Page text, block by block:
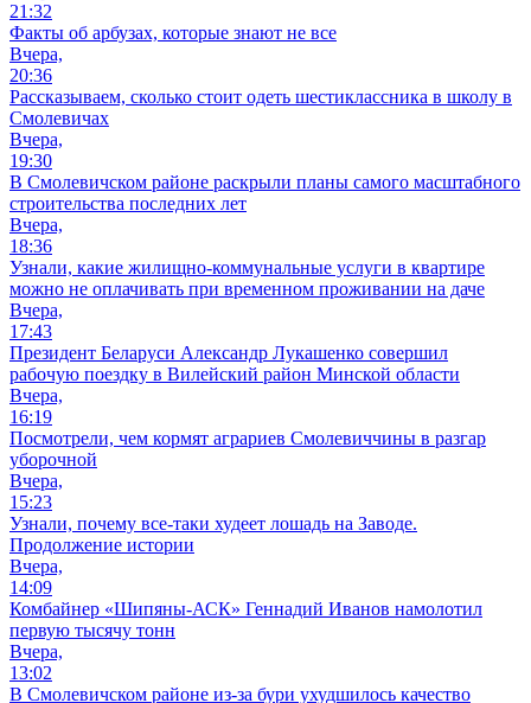
21:32
Факты об арбузах, которые знают не все
Вчера,
20:36
Рассказываем, сколько стоит одеть шестиклассника в школу в
Смолевичах
Вчера,
19:30
В Смолевичском районе раскрыли планы самого масштабного
строительства последних лет
Вчера,
18:36
Узнали, какие жилищно-коммунальные услуги в квартире
можно не оплачивать при временном проживании на даче
Вчера,
17:43
Президент Беларуси Александр Лукашенко совершил
рабочую поездку в Вилейский район Минской области
Вчера,
16:19
Посмотрели, чем кормят аграриев Смолевиччины в разгар
уборочной
Вчера,
15:23
Узнали, почему все-таки худеет лошадь на Заводе.
Продолжение истории
Вчера,
14:09
Комбайнер «Шипяны-АСК» Геннадий Иванов намолотил
первую тысячу тонн
Вчера,
13:02
В Смолевичском районе из‑за бури ухудшилось качество